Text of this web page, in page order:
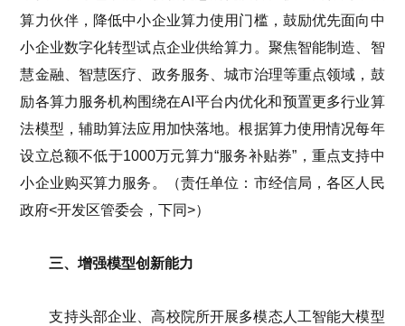
算力伙伴，降低中小企业算力使用门槛，鼓励优先面向中
小企业数字化转型试点企业供给算力。聚焦智能制造、智
慧金融、智慧医疗、政务服务、城市治理等重点领域，鼓
励各算力服务机构围绕在AI平台内优化和预置更多行业算
法模型，辅助算法应用加快落地。根据算力使用情况每年
设立总额不低于1000万元算力“服务补贴券”，重点支持中
小企业购买算力服务。（责任单位：市经信局，各区人民
政府<开发区管委会，下同>）
三、增强模型创新能力
支持头部企业、高校院所开展多模态人工智能大模型